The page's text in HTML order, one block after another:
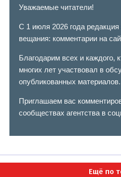
Уважаемые читатели!
С 1 июля 2026 года
вещания: комментарии на
Благодарим всех и каждого,
многих лет участвовал в
опубликованных материалов.
Приглашаем вас
сообществах агентства в
Ещё по